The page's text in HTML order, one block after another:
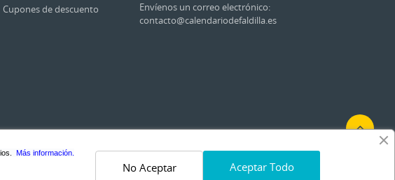
Cupones de descuento
Envíenos un correo electrónico:
contacto@calendariodefaldilla.es
Síguenos en las redes sociales
Más información.
Aceptar Todo
No Aceptar